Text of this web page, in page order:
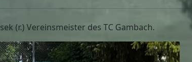
(r.) Vereinsmeister des TC Gambach.